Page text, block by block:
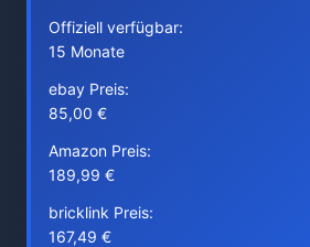
Offiziell verfügbar:
15 Monate
ebay Preis:
85,00 €
Amazon Preis:
189,99 €
bricklink Preis:
167,49 €